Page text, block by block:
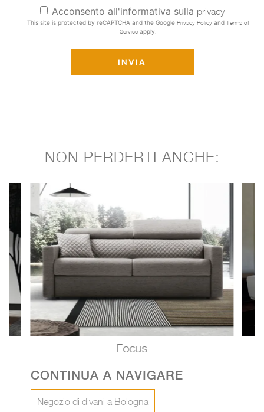
Acconsento all'informativa sulla privacy
This site is protected by reCAPTCHA and the Google Privacy Policyand Terms of
Serviceapply.
INVIA
NON PERDERTI ANCHE:
Focus
CONTINUA A NAVIGARE
Negozio di divani a Bologna